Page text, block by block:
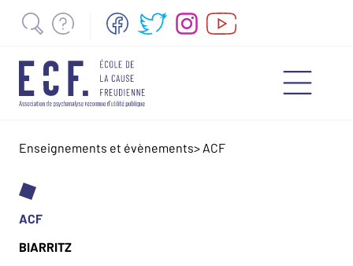
Enseignements et évènements> ACF
ACF
BIARRITZ